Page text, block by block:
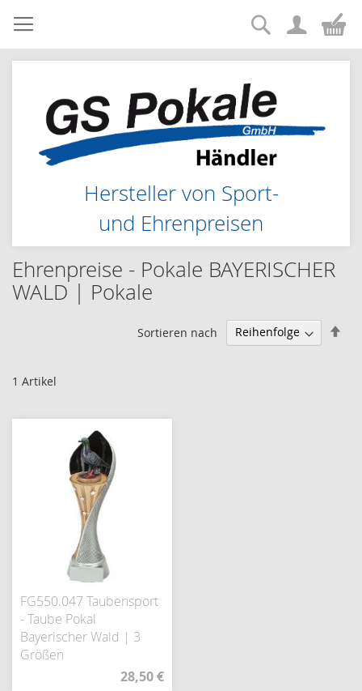
Zum
Inhalt
springen
Hersteller von Sport-
und Ehrenpreisen
Suche
Ehrenpreise - Pokale BAYERISCHER
WALD | Pokale
1 Artikel
Sortieren nach
FG550.047 Taubensport
- Taube Pokal
Bayerischer Wald | 3
Größen
28,50 €